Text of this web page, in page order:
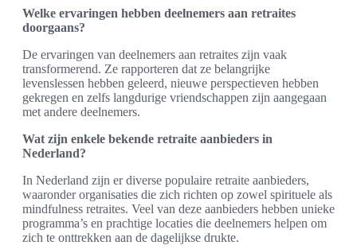
Welke ervaringen hebben deelnemers aan retraites
doorgaans?
De ervaringen van deelnemers aan retraites zijn vaak
transformerend. Ze rapporteren dat ze belangrijke
levenslessen hebben geleerd, nieuwe perspectieven hebben
gekregen en zelfs langdurige vriendschappen zijn aangegaan
met andere deelnemers.
Wat zijn enkele bekende retraite aanbieders in
Nederland?
In Nederland zijn er diverse populaire retraite aanbieders,
waaronder organisaties die zich richten op zowel spirituele als
mindfulness retraites. Veel van deze aanbieders hebben unieke
programma’s en prachtige locaties die deelnemers helpen om
zich te onttrekken aan de dagelijkse drukte.